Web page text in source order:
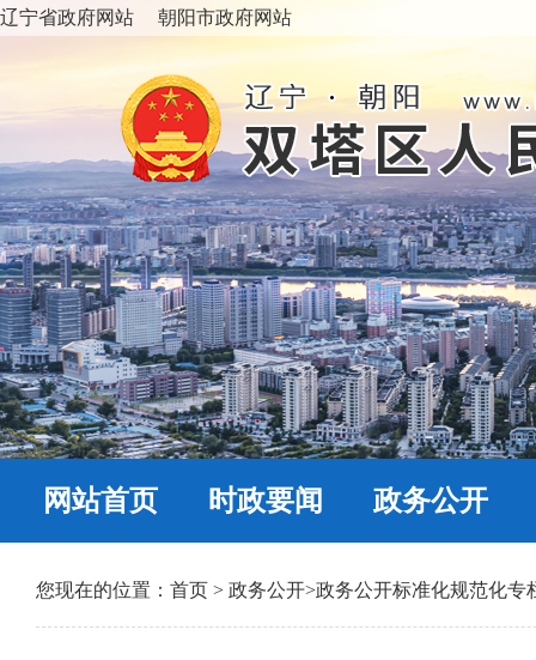
辽宁省政府网站 朝阳市政府网站
网站首页 时政要闻 政务公开
您现在的位置： 首页 > 政务公开>政务公开标准化规范化专